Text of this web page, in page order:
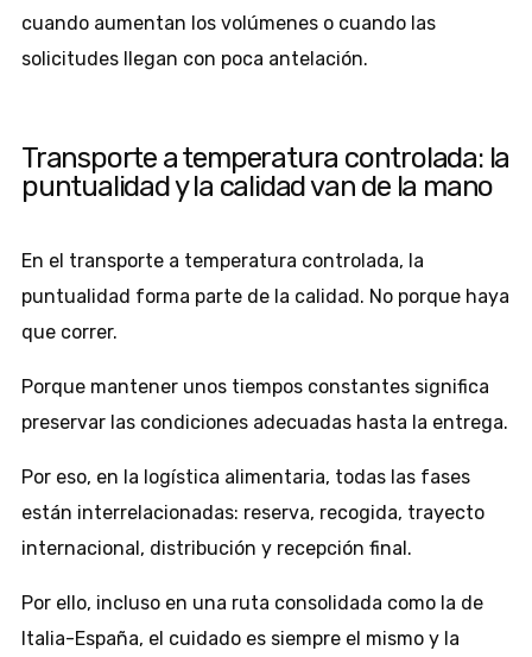
cuando aumentan los volúmenes o cuando las
solicitudes llegan con poca antelación.
Transporte a temperatura controlada: la
puntualidad y la calidad van de la mano
En el transporte a temperatura controlada, la
puntualidad forma parte de la calidad. No porque haya
que correr.
Porque mantener unos tiempos constantes significa
preservar las condiciones adecuadas hasta la entrega.
Por eso, en la logística alimentaria, todas las fases
están interrelacionadas: reserva, recogida, trayecto
internacional, distribución y recepción final.
Por ello, incluso en una ruta consolidada como la de
Italia-España, el cuidado es siempre el mismo y la